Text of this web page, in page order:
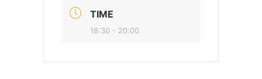
TIME
18:30 - 20:00